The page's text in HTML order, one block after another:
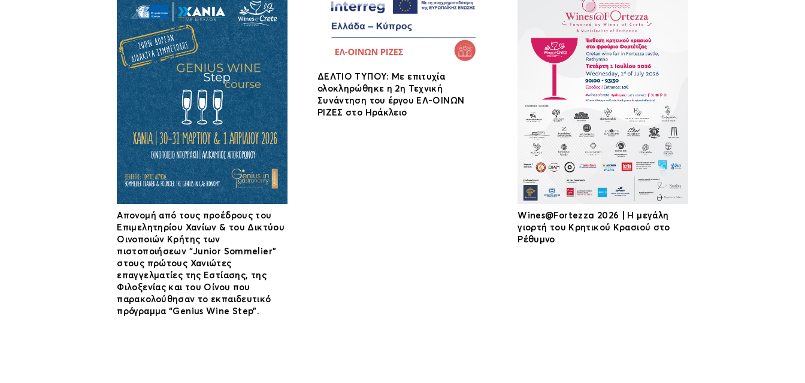
Απονομή από τους προέδρους του
Επιμελητηρίου Χανίων & του Δικτύου
Οινοποιών Κρήτης των
πιστοποιήσεων “Junior Sommelier”
στους πρώτους Χανιώτες
επαγγελματίες της Εστίασης, της
Φιλοξενίας και του Οίνου που
παρακολούθησαν το εκπαιδευτικό
πρόγραμμα “Genius Wine Step”.
ΔΕΛΤΙΟ ΤΥΠΟΥ: Με επιτυχία
ολοκληρώθηκε η 2η Τεχνική
Συνάντηση του έργου ΕΛ-ΟΙΝΩΝ
ΡΙΖΕΣ στο Ηράκλειο
Wines@Fortezza 2026 | Η μεγάλη
γιορτή του Κρητικού Κρασιού στο
Ρέθυμνο